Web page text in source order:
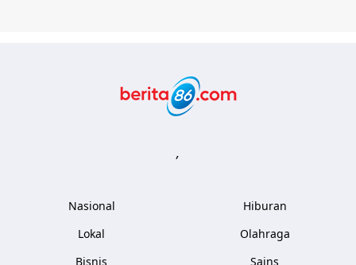
,
Nasional
Lokal
Bisnis
Hiburan
Olahraga
Sains